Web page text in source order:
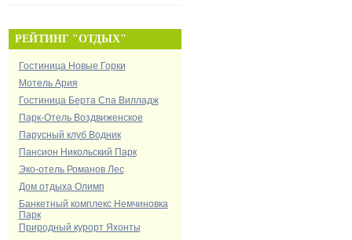
РЕЙТИНГ "ОТДЫХ"
Гостиница Новые Горки
Мотель Ария
Гостиница Берта Спа Вилладж
Парк-Отель Воздвиженское
Парусный клуб Водник
Пансион Никольский Парк
Эко-отель Романов Лес
Дом отдыха Олимп
Банкетный комплекс Немчиновка
Парк
Природный курорт Яхонты